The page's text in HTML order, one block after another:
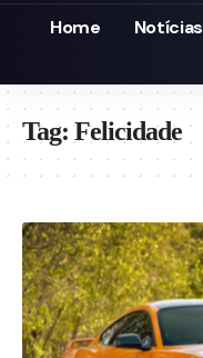
Home Notícias
Tag:Felicidade